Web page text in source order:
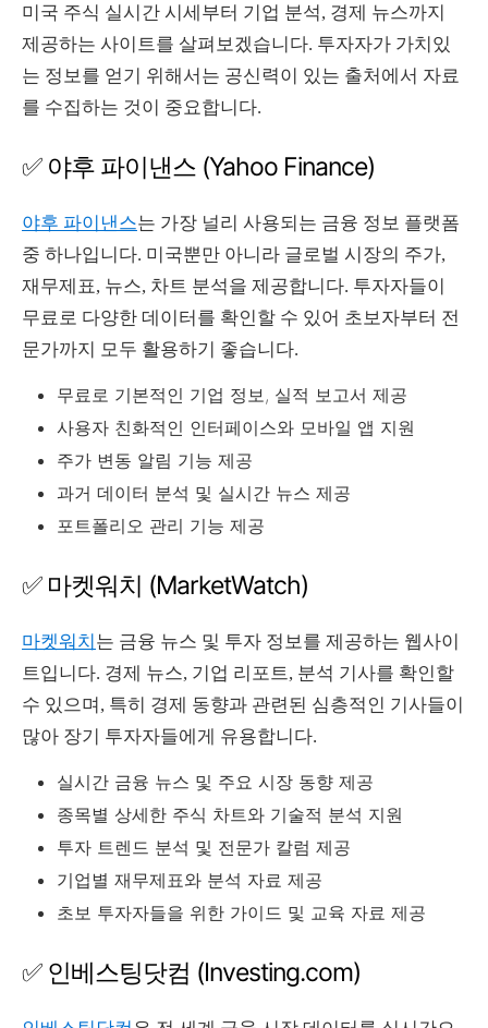
미국 주식 실시간 시세부터 기업 분석, 경제 뉴스까지
제공하는 사이트를 살펴보겠습니다. 투자자가 가치있
는 정보를 얻기 위해서는 공신력이 있는 출처에서 자료
를 수집하는 것이 중요합니다.
✅ 야후 파이낸스 (Yahoo Finance)
야후 파이낸스는 가장 널리 사용되는 금융 정보 플랫폼
중 하나입니다. 미국뿐만 아니라 글로벌 시장의 주가,
재무제표, 뉴스, 차트 분석을 제공합니다. 투자자들이
무료로 다양한 데이터를 확인할 수 있어 초보자부터 전
문가까지 모두 활용하기 좋습니다.
무료로 기본적인 기업 정보, 실적 보고서 제공
사용자 친화적인 인터페이스와 모바일 앱 지원
주가 변동 알림 기능 제공
과거 데이터 분석 및 실시간 뉴스 제공
포트폴리오 관리 기능 제공
✅ 마켓워치 (MarketWatch)
마켓워치 는 금융 뉴스 및 투자 정보를 제공하는 웹사이
트입니다. 경제 뉴스, 기업 리포트, 분석 기사를 확인할
수 있으며, 특히 경제 동향과 관련된 심층적인 기사들이
많아 장기 투자자들에게 유용합니다.
실시간 금융 뉴스 및 주요 시장 동향 제공
종목별 상세한 주식 차트와 기술적 분석 지원
투자 트렌드 분석 및 전문가 칼럼 제공
기업별 재무제표와 분석 자료 제공
초보 투자자들을 위한 가이드 및 교육 자료 제공
✅ 인베스팅닷컴 (Investing.com)